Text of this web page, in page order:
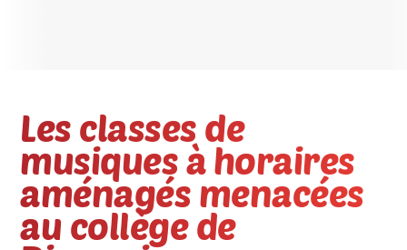
Les classes de
musiques à horaires
aménagés menacées
au collège de